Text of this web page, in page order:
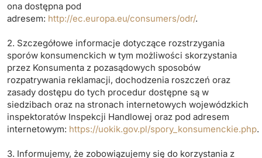
ona dostępna pod
adresem: http://ec.europa.eu/consumers/odr/.
2. Szczegółowe informacje dotyczące rozstrzygania
sporów konsumenckich w tym możliwości skorzystania
przez Konsumenta z pozasądowych sposobów
rozpatrywania reklamacji, dochodzenia roszczeń oraz
zasady dostępu do tych procedur dostępne są w
siedzibach oraz na stronach internetowych wojewódzkich
inspektoratów Inspekcji Handlowej oraz pod adresem
internetowym: https://uokik.gov.pl/spory_konsumenckie.php.
3. Informujemy, że zobowiązujemy się do korzystania z